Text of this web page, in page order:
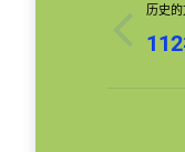
历史
历